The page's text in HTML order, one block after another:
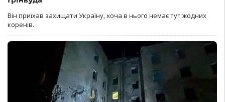
Він приїхав захищати Україну, хоча в нього немає тут жодних
коренів.